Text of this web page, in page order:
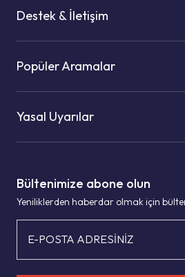
Bültenimize abone olun
Yeniliklerden haberdar olmak için
E-POSTA ADRESİNİZ
Destek & İletişim
Popüler Aramalar
Yasal Uyarılar